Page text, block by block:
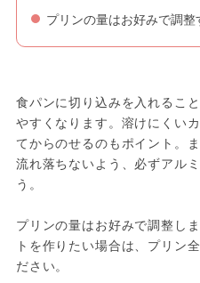
プリンの量はお好みで調整
食パンに切り込みを入れるこ
やすくなります。溶けにくい
てからのせるのもポイント。
流れ落ちないよう、必ずアル
う。
プリンの量はお好みで調整し
トを作りたい場合は、プリン
ださい。